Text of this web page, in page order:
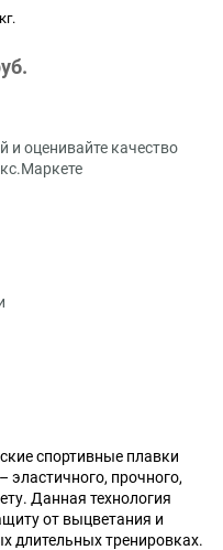
кг.
спортивные плавки
эластичного, прочного,
Данная технология
от выцветания и
длительных тренировках.